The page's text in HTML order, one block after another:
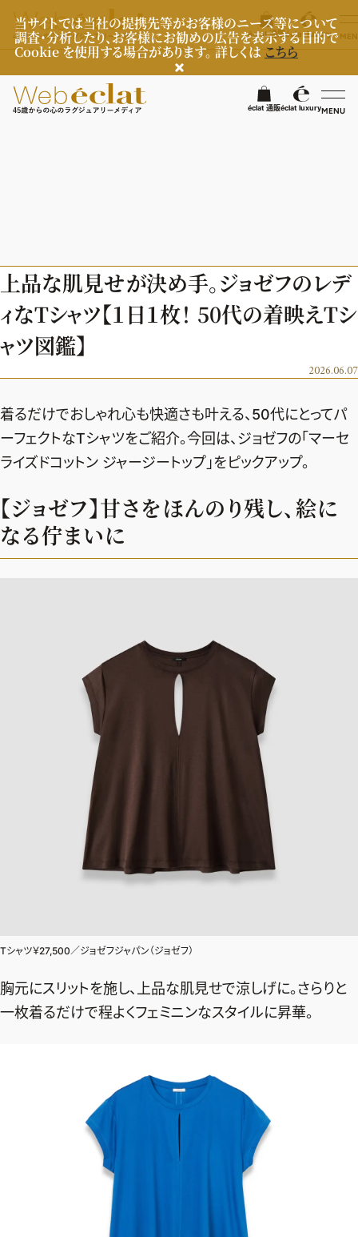
当サイトでは当社の提携先等がお客様のニーズ等について
調査・分析したり、お客様にお勧めの広告を表示する目的で
Cookie を使用する場合があります。 詳しくはこちら
éclat 通販éclat luxuryMENU検
8月の毎日コーデ
50代なに着てる？
ファッション特集
ヘアスタイル・ヘアケア
エイジングケア
メイク
50代ベストコスメ
ヘルスケア
ヘルスケアTOPICS
更年期
ストレッチ・エクササイズ
ダイエット
50代健康のお悩み
ライフスタイル
車・家電
住まい
旅行＆グルメ
50代のお悩み
エクラ 華組
エクラ 華組ランキング
チームJマダムメンバー一覧
チームJマダムランキング
チームJマダム特集
編集長コラム
あら、素敵☆ 手帖
占い
イヴルルド遙華の12星座占い
スペシャル占い
試し読み
エクラ通販
デジタルカタログ
エクラプレミアム通販
MAGAZINE
SHOPPING
エクラプレミアム通販
éclat 通販éclat luxury
上品な肌見せが決め手。ジョゼフのレデ
ィなTシャツ【１日１枚！ 50代の着映えTシ
ャツ図鑑】
2026.06.07
着るだけでおしゃれ心も快適さも叶える、50代にとってパ
ーフェクトなTシャツをご紹介。今回は、ジョゼフの「マーセ
ライズドコットン ジャージートップ」をピックアップ。
【ジョゼフ】甘さをほんのり残し、絵に
なる佇まいに
Tシャツ￥27,500／ジョゼフジャパン（ジョゼフ）
胸元にスリットを施し、上品な肌見せで涼しげに。さらりと
一枚着るだけで程よくフェミニンなスタイルに昇華。